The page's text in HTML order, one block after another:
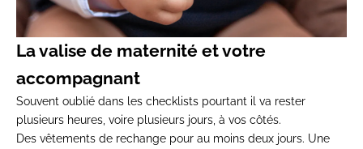
La valise de maternité et votre
accompagnant
Souvent oublié dans les checklists pourtant il va rester
plusieurs heures, voire plusieurs jours, à vos côtés.
Des vêtements de rechange pour au moins deux jours. Une